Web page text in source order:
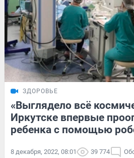
ЗДОРОВЬЕ
«Выглядело всё
Иркутске впервые
ребенка с помощью
8 декабря, 2022, 08:01 39 774